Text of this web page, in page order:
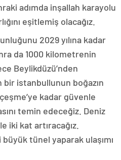
adımda inşallah karayolu
eşitlemiş olacağız.
2029 yılına kadar
da 1000 kilometrenin
Beylikdüzü’nden
bir istanbullunun boğazın
kadar güvenle
temin edeceğiz. Deniz
iki kat artıracağız.
tünel yaparak ulaşımı